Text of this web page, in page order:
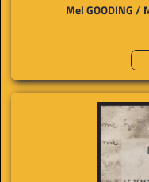
Mel GOODING /